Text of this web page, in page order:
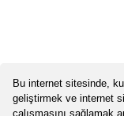
Bu internet sitesinde,
geliştirmek ve internet
çalışmasını sağlamak
Copyright 2025 © -